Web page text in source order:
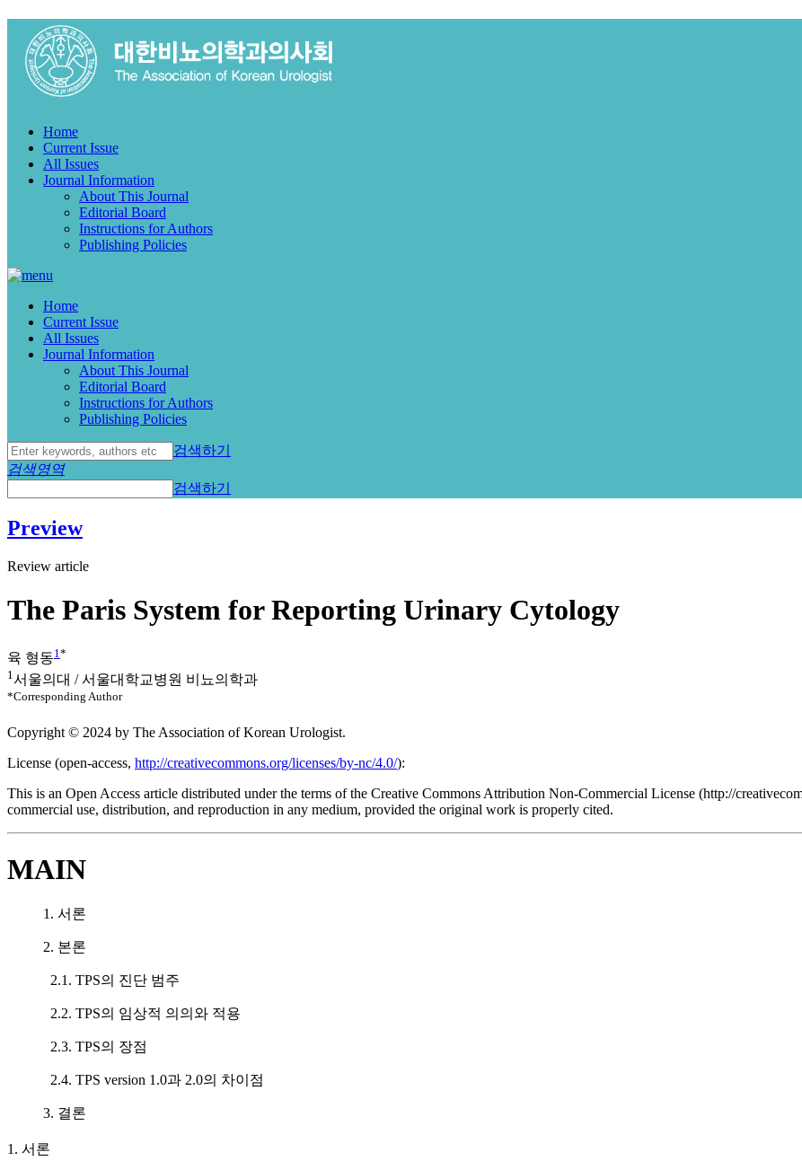
Home
Current Issue
All Issues
Journal Information
About This Journal
Editorial Board
Instructions for Authors
Publishing Policies
Home
Current Issue
All Issues
Journal Information
About This Journal
Editorial Board
Instructions for Authors
Publishing Policies
검색하기
검색영역
검색하기
Preview
Review article
The Paris System for Reporting Urinary Cytology
육 형동1 *
1 서울의대 / 서울대학교병원 비뇨의학과
*Corresponding Author
Copyright © 2024 by The Association of Korean Urologist.
License (open-access, http://creativecommons.org/licenses/by-nc/4.0/):
This is an Open Access article distributed under the terms of the Creative Commons Attribution Non-Commercial License (http://
commercial use, distribution, and reproduction in any medium, provided the original work is properly cited.
MAIN
1. 서론
2. 본론
2.1. TPS의 진단 범주
2.2. TPS의 임상적 의의와 적용
2.3. TPS의 장점
2.4. TPS version 1.0과 2.0의 차이점
3. 결론
1. 서론